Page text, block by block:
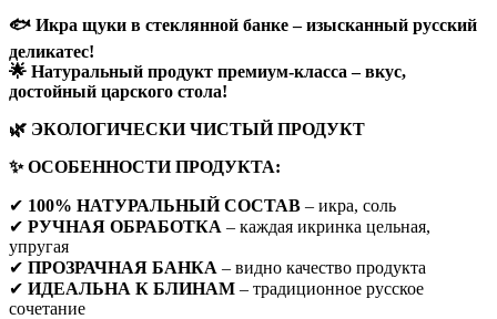
🐟 Икра щуки в стеклянной банке – изысканный русский
деликатес!
🌟 Натуральный продукт премиум-класса – вкус,
достойный царского стола!
🌿 ЭКОЛОГИЧЕСКИ ЧИСТЫЙ ПРОДУКТ
✨ ОСОБЕННОСТИ ПРОДУКТА:
✔ 100% НАТУРАЛЬНЫЙ СОСТАВ – икра, соль
✔ РУЧНАЯ ОБРАБОТКА – каждая икринка цельная,
упругая
✔ ПРОЗРАЧНАЯ БАНКА – видно качество продукта
✔ ИДЕАЛЬНА К БЛИНАМ – традиционное русское
сочетание